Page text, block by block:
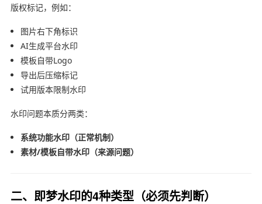
版权标记，例如：
图片右下角标识
AI生成平台水印
模板自带Logo
导出后压缩标记
试用版本限制水印
水印问题本质分两类：
系统功能水印（正常机制）
素材/模板自带水印（来源问题）
二、即梦水印的4种类型（必须先判断）